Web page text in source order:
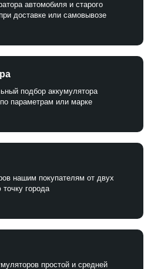
автомобиля и старого
доставке или самовывозе
подбор аккумулятора
параметрам или марке
нашим покупателям от двух
города
простой и средней